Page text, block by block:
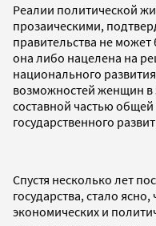
Реалии политической
прозаическими,
правительства не
она либо нацелена на
национального
возможностей женщин в
составной частью
государственного
Спустя несколько лет
государства, стало
экономических и